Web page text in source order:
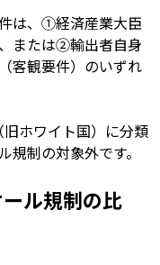
は、①経済産業大臣
または②輸出者自身
客観要件）のいずれ
旧ホワイト国）に分類
制の対象外です。
ル規制の比